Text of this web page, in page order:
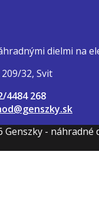
dielmi na
32, Svit
4484 268
- náhradné